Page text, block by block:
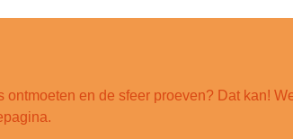
en de sfeer proeven? Dat kan!